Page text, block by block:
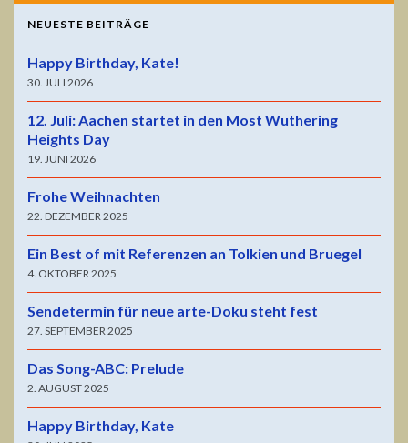
NEUESTE BEITRÄGE
Happy Birthday, Kate!
30. JULI 2026
12. Juli: Aachen startet in den Most Wuthering
Heights Day
19. JUNI 2026
Frohe Weihnachten
22. DEZEMBER 2025
Ein Best of mit Referenzen an Tolkien und Bruegel
4. OKTOBER 2025
Sendetermin für neue arte-Doku steht fest
27. SEPTEMBER 2025
Das Song-ABC: Prelude
2. AUGUST 2025
Happy Birthday, Kate